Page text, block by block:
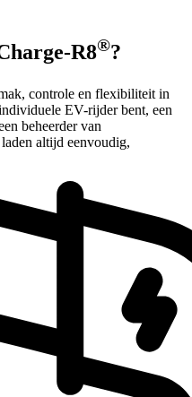
R8®?
controle en flexibiliteit in
EV-rijder bent, een
beheerder van
altijd eenvoudig,